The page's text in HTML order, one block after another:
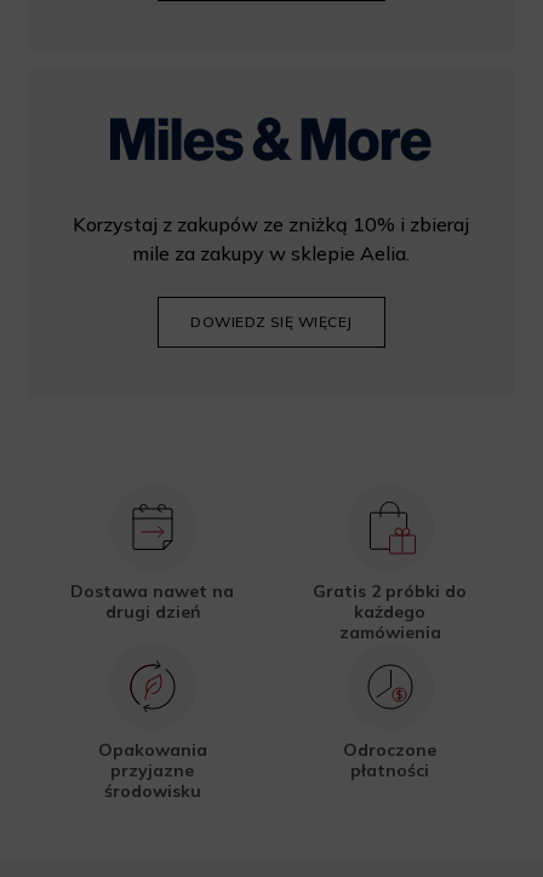
Korzystaj z zakupów ze zniżką 10% i zbieraj
mile za zakupy w sklepie Aelia.
DOWIEDZ SIĘ WIĘCEJ
Dostawa nawet na
drugi dzień
Gratis 2 próbki do
każdego
zamówienia
Opakowania
przyjazne
środowisku
Odroczone
płatności